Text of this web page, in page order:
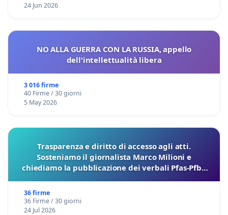
24 Jun 2026
NO ALLA GUERRA CON LA RUSSIA, appello
dell'intellettualità libera
3 016 firme
40 Firme / 30 giorni
5 May 2026
Trasparenza e diritto di accesso agli atti.
Sosteniamo il giornalista Marco Milioni e
chiediamo la pubblicazione dei verbali Pfas-Pfba
36 firme
36 Firme / 30 giorni
24 Jul 2026